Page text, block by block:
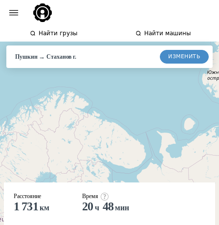
Найти грузы Найти машины
Пушкин→Стахановг. ИЗМЕНИТЬ
Расстояние
1 731 км
Время
20 ч 48мин